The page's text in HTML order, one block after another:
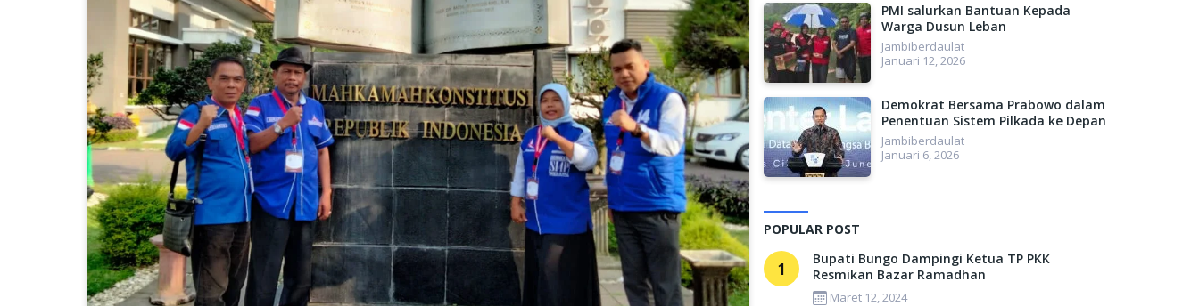
PMI salurkan Bantuan Kepada
Warga Dusun Leban
Jambiberdaulat
Januari 12, 2026
Demokrat Bersama Prabowo dalam
Penentuan Sistem Pilkada ke Depan
Jambiberdaulat
Januari 6, 2026
POPULAR POST
1
Bupati Bungo Dampingi Ketua TP PKK
Resmikan Bazar Ramadhan
Maret 12, 2024